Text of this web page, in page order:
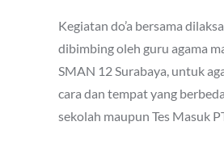
Kegiatan do’a bersama
dibimbing oleh guru agama
SMAN 12 Surabaya, untuk
cara dan tempat yang
sekolah maupun Tes Masuk